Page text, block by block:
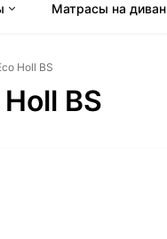
Матрасы на диван
Holl BS
BS